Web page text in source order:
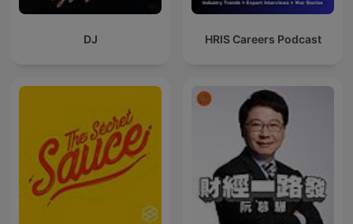
DJ HRIS Careers Podcast